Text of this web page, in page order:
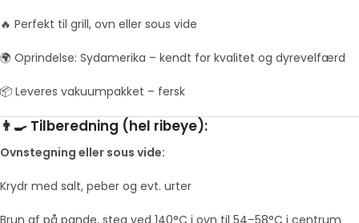
🔥 Perfekt til grill, ovn eller sous vide
🌍 Oprindelse: Sydamerika – kendt for kvalitet og dyrevelfærd
📦 Leveres vakuumpakket – fersk
👨‍🍳 Tilberedning (hel ribeye):
Ovnstegning eller sous vide:
Krydr med salt, peber og evt. urter